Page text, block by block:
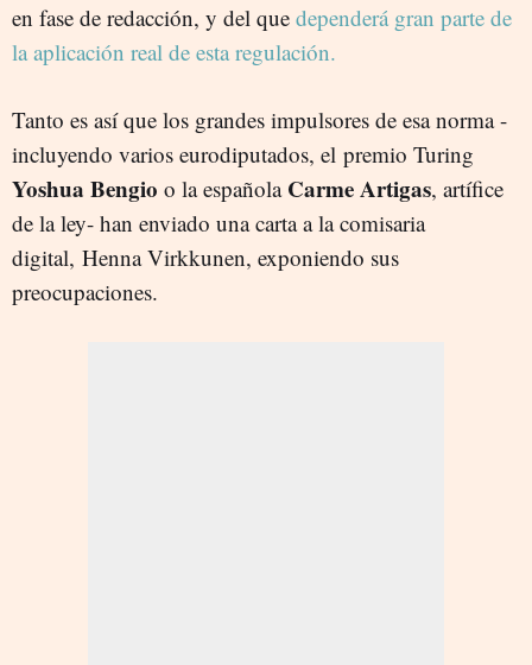
en fase de redacción, y del que dependerá gran parte de
la aplicación real de esta regulación.
Tanto es así que los grandes impulsores de esa norma -
incluyendo varios eurodiputados, el premio Turing
Yoshua Bengio o la española Carme Artigas, artífice
de la ley- han enviado una carta a la comisaria
digital, Henna Virkkunen, exponiendo sus
preocupaciones.